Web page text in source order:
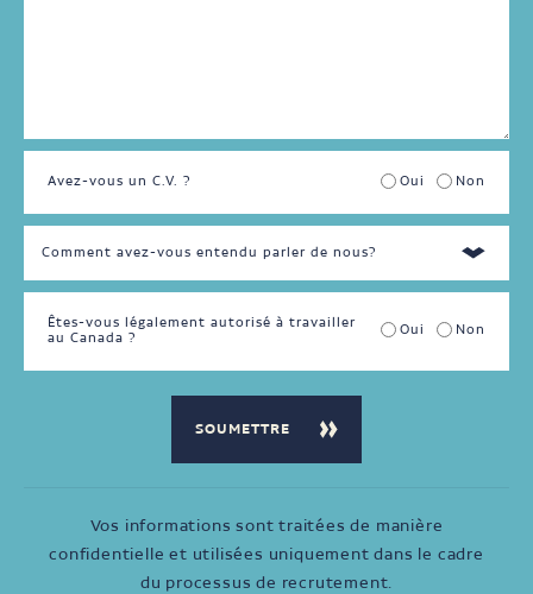
Avez-vous un C.V. ? Oui Non
Êtes-vous légalement autorisé à travailler
au Canada ?
Oui Non
Vos informations sont traitées de manière
confidentielle et utilisées uniquement dans le cadre
du processus de recrutement.